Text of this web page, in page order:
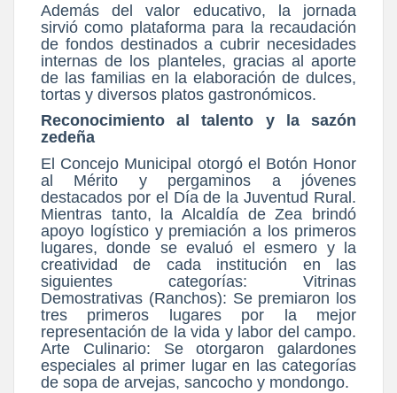
Además del valor educativo, la jornada
sirvió como plataforma para la recaudación
de fondos destinados a cubrir necesidades
internas de los planteles, gracias al aporte
de las familias en la elaboración de dulces,
tortas y diversos platos gastronómicos.
Reconocimiento al talento y la sazón
zedeña
El Concejo Municipal otorgó el Botón Honor
al Mérito y pergaminos a jóvenes
destacados por el Día de la Juventud Rural.
Mientras tanto, la Alcaldía de Zea brindó
apoyo logístico y premiación a los primeros
lugares, donde se evaluó el esmero y la
creatividad de cada institución en las
siguientes categorías: Vitrinas
Demostrativas (Ranchos): Se premiaron los
tres primeros lugares por la mejor
representación de la vida y labor del campo.
Arte Culinario: Se otorgaron galardones
especiales al primer lugar en las categorías
de sopa de arvejas, sancocho y mondongo.